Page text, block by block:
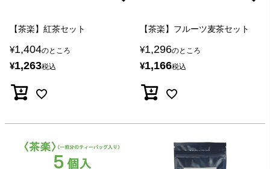
【茶楽】紅茶セット
¥1,404のところ
¥1,263税込
【茶楽】フルーツ麦茶セット
¥1,296のところ
¥1,166税込